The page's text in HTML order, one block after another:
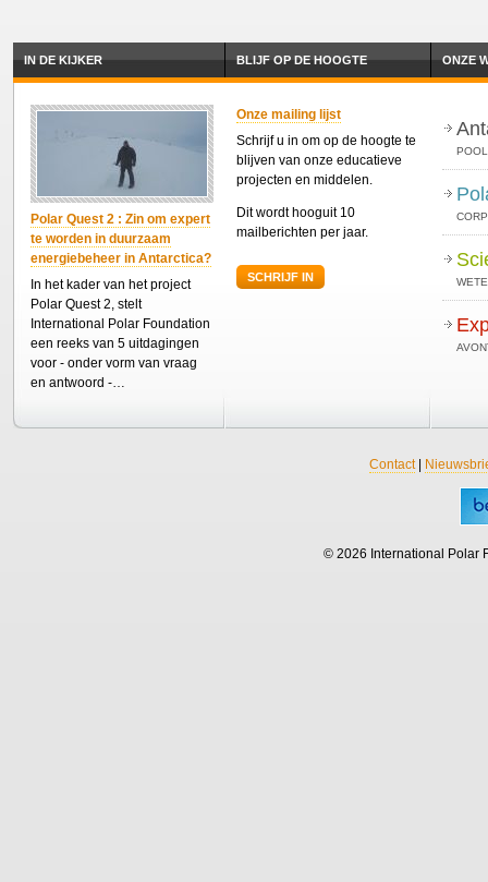
IN DE KIJKER
Polar Quest 2 : Zin om expert
te worden in duurzaam
energiebeheer in Antarctica?
In het kader van het project
Polar Quest 2, stelt
International Polar Foundation
een reeks van 5 uitdagingen
voor - onder vorm van vraag
en antwoord -…
BLIJF OP DE HOOGTE
Onze mailing lijst
Schrijf u in om op de hoogte te
blijven van onze educatieve
projecten en middelen.
Dit wordt hooguit 10
mailberichten per jaar.
SCHRIJF IN
ONZE
Contact|
© 2026 International Polar